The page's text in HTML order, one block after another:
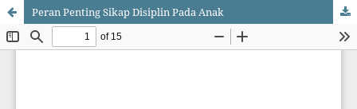
Peran Penting Sikap Disiplin Pada Anak